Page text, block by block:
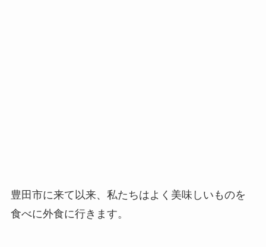
豊田市に来て以来、私たちはよく美味しいものを
食べに外食に行きます。